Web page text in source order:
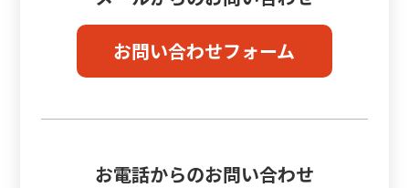
お電話からのお問い合わせ
お問い合わせフォーム